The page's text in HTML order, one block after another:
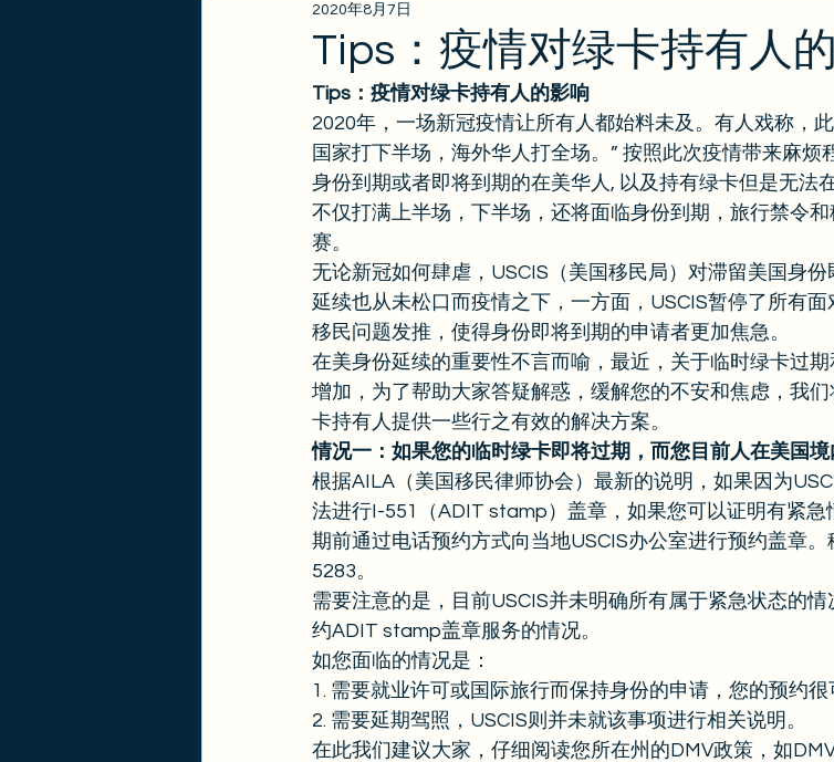
EB1A/EB1B/NIW
政策更新 金卡 签证攻略 EB2/EB3
Tips：疫情对绿卡持有人
2020年8月7日
Tips：疫情对绿卡持有人的影响
2020年，一场新冠疫情让所有人都始料未及。有人戏称，
国家打下半场，海外华人打全场。” 按照此次疫情带来麻
身份到期或者即将到期的在美华人, 以及持有绿卡但是无法
不仅打满上半场，下半场，还将面临身份到期，旅行禁令
赛。
无论新冠如何肆虐，USCIS（美国移民局）对滞留美国身
延续也从未松口而疫情之下，一方面，USCIS暂停了所有
移民问题发推，使得身份即将到期的申请者更加焦急。
在美身份延续的重要性不言而喻，最近，关于临时绿卡过
增加，为了帮助大家答疑解惑，缓解您的不安和焦虑，我
卡持有人提供一些行之有效的解决方案。
情况一：如果您的临时绿卡即将过期，而您目前人在美国境
根据AILA（美国移民律师协会）最新的说明，如果因为
法进行I-551（ADIT stamp）盖章，如果您可以证明有紧
期前通过电话预约方式向当地USCIS办公室进行预约盖章
5283。
需要注意的是，目前USCIS并未明确所有属于紧急状态的
约ADIT stamp盖章服务的情况。
如您面临的情况是：
1. 需要就业许可或国际旅行而保持身份的申请，您的预约很
2. 需要延期驾照，USCIS则并未就该事项进行相关说明。
在此我们建议大家，仔细阅读您所在州的DMV政策，如